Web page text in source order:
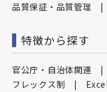
品質保証・品質管理
特徴から探す
官公庁・自治体関連
フレックス制